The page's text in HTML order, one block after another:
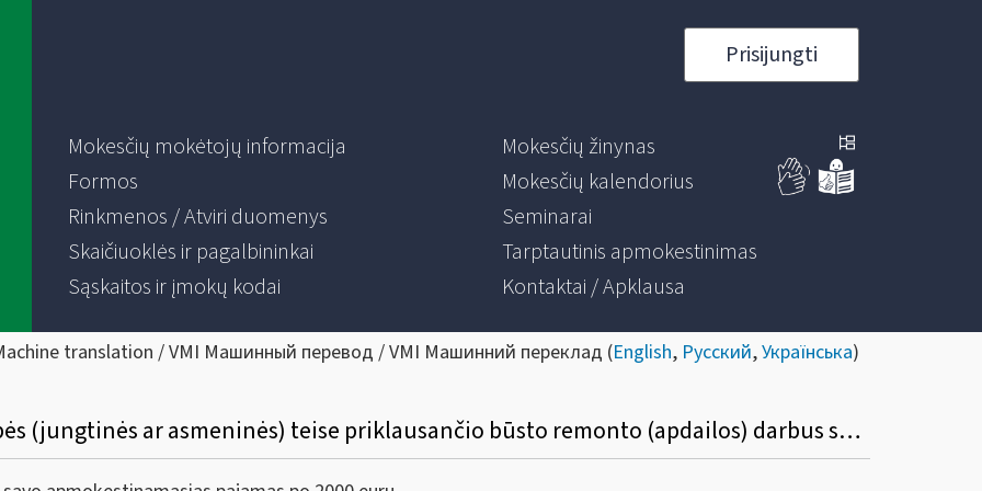
Prisijungti
Mokesčių mokėtojų informacija
Formos
Rinkmenos / Atviri duomenys
Skaičiuoklės ir pagalbininkai
Sąskaitos ir įmokų kodai
Mokesčių žinynas
Mokesčių kalendorius
Seminarai
Tarptautinis apmokestinimas
Kontaktai / Apklausa
translation / VMI Машинный перевод / VMI Машинний переклад (English, Русский,Українська)
24. Vienas iš sutuoktinių už nuosavybės (jungtinės ar asmeninės) teise priklausančio būsto remonto (apdailos) darbus sumokėjo 4000 eurų, sąskaita išrašyta tik vieno asmens (sutuoktinio) vardu. Ar žmona galės sumažinti savo apmokestinamąsias pajamas 2000 eurų suma?